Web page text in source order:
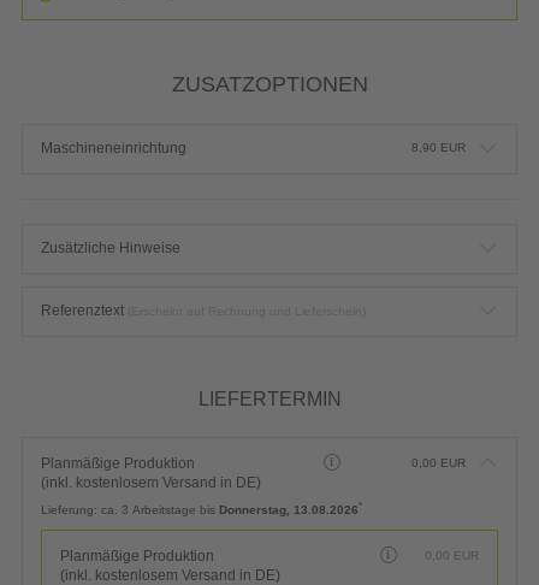
ZUSATZOPTIONEN
Maschineneinrichtung 8,90 EUR
Zusätzliche Hinweise
Referenztext
LIEFERTERMIN
Planmäßige Produktion
(inkl. kostenlosem Versand in DE)
0,00 EUR
Lieferung: ca. 3 Arbeitstage bis Donnerstag, 13.08.2026*
Planmäßige Produktion
(inkl. kostenlosem Versand in DE)
0,00 EUR